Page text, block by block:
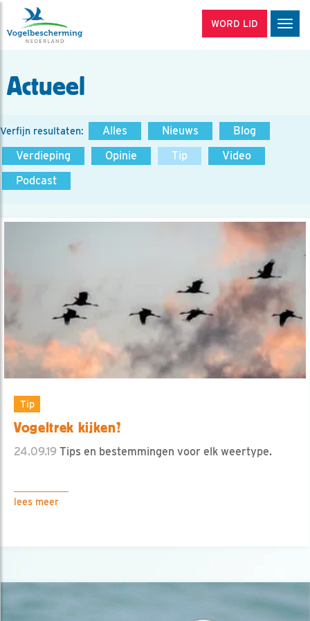
WORD LID
Actueel
Verfijn resultaten: Alles Nieuws
Blog
Verdieping
Opinie Tip
Video
Podcast
Tip
Vogeltrek kijken?
24.09.19 Tips en bestemmingen voor elk weertype.
lees meer